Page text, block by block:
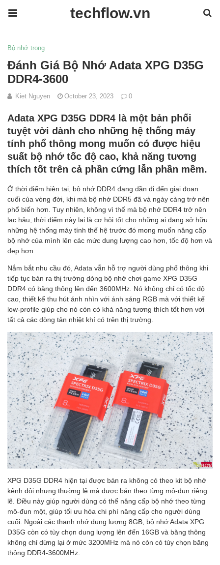
techflow.vn
Bộ nhớ trong
Đánh Giá Bộ Nhớ Adata XPG D35G
DDR4-3600
Kiet Nguyen October 23, 2023 0
Adata XPG D35G DDR4 là một bản phối
tuyệt vời dành cho những hệ thống máy
tính phổ thông mong muốn có được hiệu
suất bộ nhớ tốc độ cao, khả năng tương
thích tốt trên cả phần cứng lẫn phần mềm.
Ở thời điểm hiện tại, bộ nhớ DDR4 đang dần đi đến giai đoạn
cuối của vòng đời, khi mà bộ nhớ DDR5 đã và ngày càng trở nên
phổ biến hơn. Tuy nhiên, không vì thế mà bộ nhớ DDR4 trở nên
lạc hậu, thời điểm này lại là cơ hội tốt cho những ai đang sở hữu
những hệ thống máy tính thế hệ trước đó mong muốn nâng cấp
bộ nhớ của mình lên các mức dung lượng cao hơn, tốc độ hơn và
đẹp hơn.
Nắm bắt nhu cầu đó, Adata vẫn hỗ trợ người dùng phổ thông khi
tiếp tục bán ra thị trường dòng bộ nhớ chơi game XPG D35G
DDR4 có băng thông lên đến 3600MHz. Nó không chỉ có tốc độ
cao, thiết kế thu hút ánh nhìn với ánh sáng RGB mà với thiết kế
low-profile giúp cho nó còn có khả năng tương thích tốt hơn với
tất cả các dòng tản nhiệt khí có trên thị trường.
XPG D35G DDR4 hiện tại được bán ra không có theo kit bộ nhớ
kênh đôi nhưng thường lệ mà được bán theo từng mô-đun riêng
lẽ. Điều này giúp người dùng có thể nâng cấp bộ nhớ theo từng
mô-đun một, giúp tối ưu hóa chi phí nâng cấp cho người dùng
cuối. Ngoài các thanh nhớ dung lượng 8GB, bộ nhớ Adata XPG
D35G còn có tùy chọn dung lượng lên đến 16GB và băng thông
không chỉ dừng lại ở mức 3200MHz mà nó còn có tùy chọn băng
thông DDR4-3600MHz.